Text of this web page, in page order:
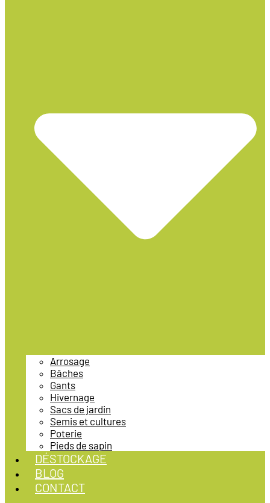
Arrosage
Bâches
Gants
Hivernage
Sacs de jardin
Semis et cultures
Poterie
Pieds de sapin
DÉSTOCKAGE
BLOG
CONTACT